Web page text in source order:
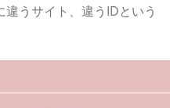
うサイト、違うIDという